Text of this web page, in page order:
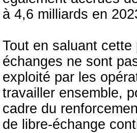
à 4,6 milliards en
Tout en saluant
échanges ne sont
exploité par les
travailler ensemble,
cadre du
de libre-échange